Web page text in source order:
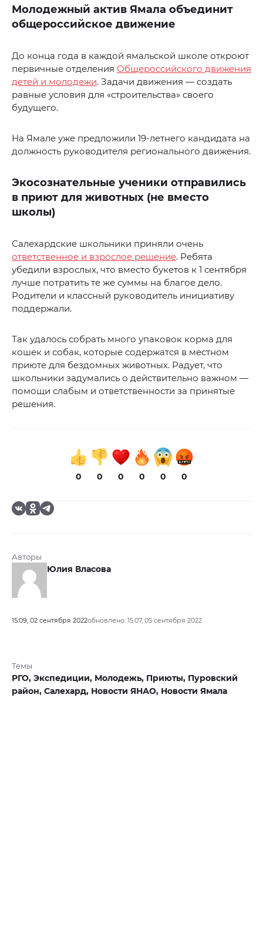
Молодежный актив Ямала объединит
общероссийское движение
До конца года в каждой ямальской школе откроют
первичные отделения Общероссийского движения
детей и молодежи. Задачи движения — создать
равные условия для «строительства» своего
будущего.
На Ямале уже предложили 19-летнего кандидата на
должность руководителя регионального движения.
Экосознательные ученики отправились
в приют для животных (не вместо
школы)
Салехардские школьники приняли очень
ответственное и взрослое решение. Ребята
убедили взрослых, что вместо букетов к 1 сентября
лучше потратить те же суммы на благое дело.
Родители и классный руководитель инициативу
поддержали.
Так удалось собрать много упаковок корма для
кошек и собак, которые содержатся в местном
приюте для бездомных животных. Радует, что
школьники задумались о действительно важном —
помощи слабым и ответственности за принятые
решения.
0 0 0 0 0 0
Авторы
Юлия Власова
15:09, 02 сентября 2022обновлено: 15:07, 05 сентября 2022
Темы
РГО, Экспедиции, Молодежь, Приюты, Пуровский
район, Салехард, Новости ЯНАО, Новости Ямала